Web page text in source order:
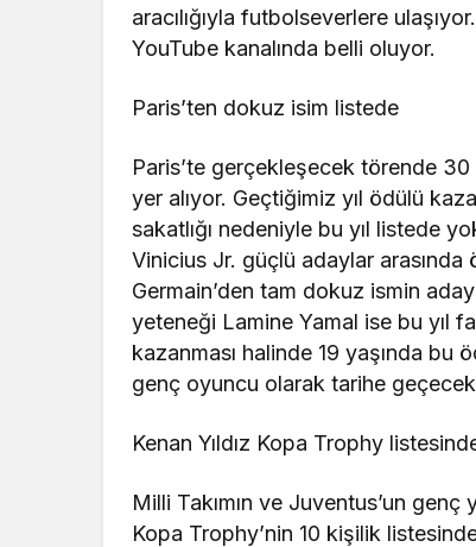
aracılığıyla futbolseverlere
YouTube kanalında belli oluyor.
Paris’ten dokuz isim listede
Paris’te gerçekleşecek törende 30
yer alıyor. Geçtiğimiz yıl ödülü
sakatlığı nedeniyle bu yıl listede
Vinicius Jr. güçlü adaylar arasında
Germain’den tam dokuz ismin
yeteneği Lamine Yamal ise bu yıl
kazanması halinde 19 yaşında bu
genç oyuncu olarak tarihe
Kenan Yıldız Kopa Trophy
Milli Takımın ve Juventus’un genç
Kopa Trophy’nin 10 kişilik